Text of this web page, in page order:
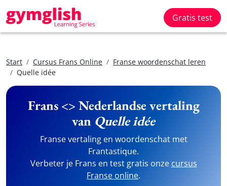
Gratis test
Start Cursus Frans Online
Franse woordenschat leren
Quelle idée
Frans <> Nederlandse vertaling
van Quelle idée
Franse vertaling en woordenschat met
Frantastique.
Verbeter je Frans en test gratis onze cursus
Franse online.